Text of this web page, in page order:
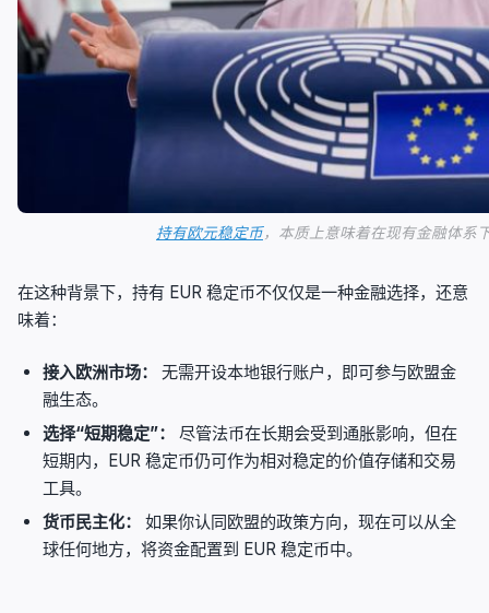
持有欧元稳定币，本质上意味着在现有金融体系
在这种背景下，持有 EUR 稳定币不仅仅是一种金融选择，还意
味着：
接入欧洲市场：
无需开设本地银行账户，即可参与欧盟金
融生态。
选择“短期稳定”：
尽管法币在长期会受到通胀影响，但在
短期内，EUR 稳定币仍可作为相对稳定的价值存储和交易
工具。
货币民主化：
如果你认同欧盟的政策方向，现在可以从全
球任何地方，将资金配置到 EUR 稳定币中。